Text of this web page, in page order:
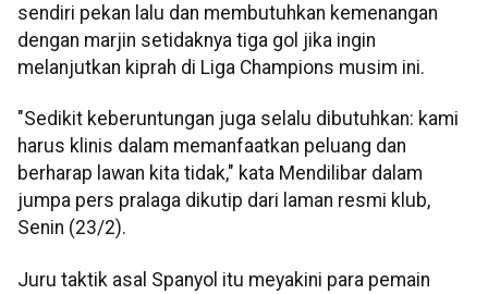
sendiri pekan lalu dan membutuhkan kemenangan
dengan marjin setidaknya tiga gol jika ingin
melanjutkan kiprah di Liga Champions musim ini.
"Sedikit keberuntungan juga selalu dibutuhkan: kami
harus klinis dalam memanfaatkan peluang dan
berharap lawan kita tidak," kata Mendilibar dalam
jumpa pers pralaga dikutip dari laman resmi klub,
Senin (23/2).
Juru taktik asal Spanyol itu meyakini para pemain